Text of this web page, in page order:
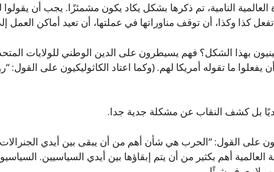
النامية، تم ذكرها بشكل يكاد يكون مشمئزًا. يجب أن يقولوا
كذا وكذا، أن توقف مناوراتها في عملتها، أن تعيد أماكن العمل
بهذا الشكل؟ فهم يسيطرون على الدين الوطني للولايات
ما تقوله أمريكا لهم. (وكما اعتاد الكاثوليكيون على القول:
بل كشف النقاب عن مشكلة جدية جدا.
على القول: “الحرب هي شأن أهم من أن يبقى بين أيدي
العالمية أهم بكثير من أن يتم إبقاؤها بين أيدي السياسيين.